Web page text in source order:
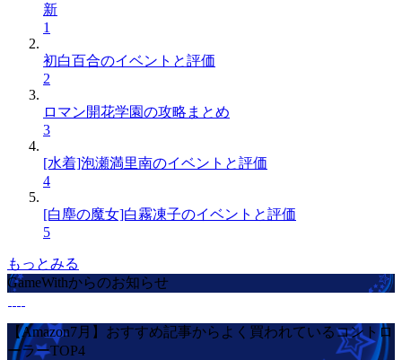
新
1
初白百合のイベントと評価
2
ロマン開花学園の攻略まとめ
3
[水着]泡瀬満里南のイベントと評価
4
[白塵の魔女]白霧凍子のイベントと評価
5
もっとみる
GameWithからのお知らせ
【Amazon7月】おすすめ記事からよく買われているコントロ
ーラーTOP4